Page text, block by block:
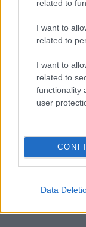
related to
I want to
related to
I want to
related to
functionality
user
Data